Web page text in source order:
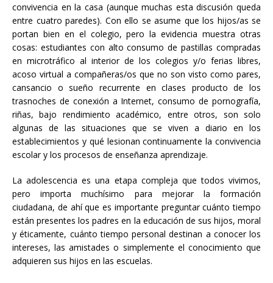
convivencia en la casa (aunque muchas esta discusión queda
entre cuatro paredes). Con ello se asume que los hijos/as se
portan bien en el colegio, pero la evidencia muestra otras
cosas: estudiantes con alto consumo de pastillas compradas
en microtráfico al interior de los colegios y/o ferias libres,
acoso virtual a compañeras/os que no son visto como pares,
cansancio o sueño recurrente en clases producto de los
trasnoches de conexión a Internet, consumo de pornografía,
riñas, bajo rendimiento académico, entre otros, son solo
algunas de las situaciones que se viven a diario en los
establecimientos y qué lesionan continuamente la convivencia
escolar y los procesos de enseñanza aprendizaje.
La adolescencia es una etapa compleja que todos vivimos,
pero importa muchísimo para mejorar la formación
ciudadana, de ahí que es importante preguntar cuánto tiempo
están presentes los padres en la educación de sus hijos, moral
y éticamente, cuánto tiempo personal destinan a conocer los
intereses, las amistades o simplemente el conocimiento que
adquieren sus hijos en las escuelas.